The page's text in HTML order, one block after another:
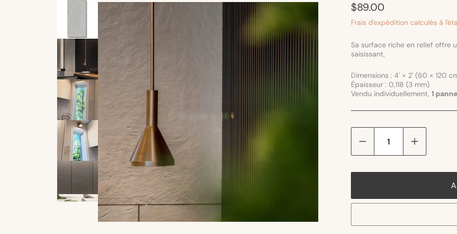
Prix
habituel
$89.00
Frais d'expédition calculés à
Sa surface riche en relief offre
saisissant,
Dimensions : 4' × 2' (60 × 120
Épaisseur : 0,118 (3 mm)
Vendu individuellement, 1